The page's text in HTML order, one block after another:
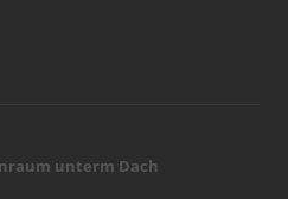
unterm Dach